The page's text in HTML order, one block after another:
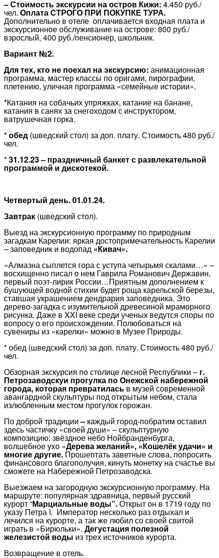
– Стоимость экскурсии на остров Кижи: 4.450 руб./
чел. Оплата СТРОГО ПРИ ПОКУПКЕ ТУРА.
Дополнительно в отеле оплачивается входная плата и
экскурсионное обслуживание на острове: 800 руб./
взрослый, 400 руб./пенсионер, школьник.
Вариант №2.
Для тех, кто не поехал на экскурсию: анимационная
программа, мастер классы по оригами, пирографии,
плетению, уличная программа «семейные истории».
*Катания на собачьих упряжках, катание на банане,
катания в санях за снегоходом с инструктором,
ватрушечная горка.
*обед (шведский стол) за доп. плату. Стоимость 480 руб./
чел.
*31.12.23 – праздничный банкет с развлекательной
программой и дискотекой.
Четвертый день. 01.01.24.
Завтрак (шведский стол).
Выезд на экскурсионную программу по природным
загадкам Карелии: яркая достопримечательность Карелии
– заповедник и водопад «Кивач».
«Алмазна сыплется гора с уступа четырьмя скалами…» –
восхищенно писал о нем Гаврила Романович Державин,
первый поэт-лирик России…Приятным дополнением к
бушующей водной стихии будет роща карельской березы,
ставшая украшением дендрария заповедника. Это
дерево-загадка с изумительной древесиной мраморного
рисунка. Даже в XXI веке среди ученых ведутся споры по
вопросу о его происхождении. Полюбоваться на
сувениры из «карелки» можно в Музее Природы.
* обед (шведский стол) за доп. плату. Стоимость 480 руб./
чел.
Обзорная экскурсия по столице лесной Республики – г.
Петрозаводскуи прогулка по Онежской набережной
города, которая превратилась в музей современной
авангардной скульптуры под открытым небом, стала
излюбленным местом прогулок горожан.
По доброй традиции– каждый город-побратим оставил
здесь частичку «своей души» – скульптурную
композицию: звёздное небо Нойбранденбурга,
волшебное ухо «Дерева желаний», «Кошелёк удачи» и
многие другие. Прошептать заветные слова, попросить
финансового благополучия, кинуть монетку на счастье вы
сможете на Набережной Петрозаводска.
Выезжаем на загородную экскурсионную программу. На
маршруте: популярная здравница, первый русский
курорт “Марциальные воды”.Открыт он в 1719 году по
указу Петра I. Император несколько раз отдыхал и
лечился на курорте, а так же любил со своей свитой
играть в «Бирюльки». Дегустация полезной
железистой воды из трех источников курорта.
Возвращение в отель.